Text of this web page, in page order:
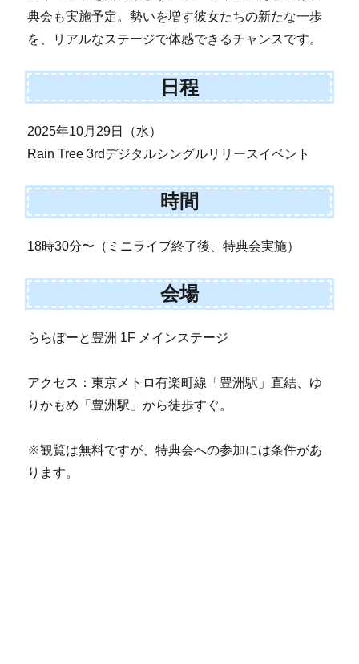
典会も実施予定。勢いを増す彼女たちの新たな一歩
を、リアルなステージで体感できるチャンスです。
日程
2025年10月29日（水）
Rain Tree 3rdデジタルシングルリリースイベント
時間
18時30分〜（ミニライブ終了後、特典会実施）
会場
ららぽーと豊洲 1F メインステージ
アクセス：東京メトロ有楽町線「豊洲駅」直結、ゆ
りかもめ「豊洲駅」から徒歩すぐ。
※観覧は無料ですが、特典会への参加には条件があ
ります。